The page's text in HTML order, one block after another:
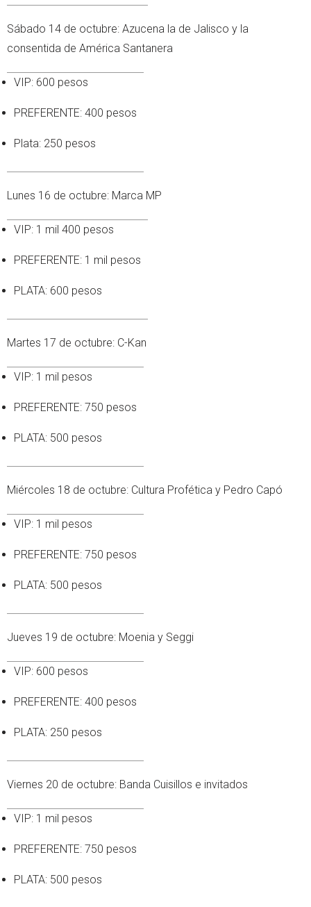
Sábado 14 de octubre: Azucena la de Jalisco y la
consentida de América Santanera
VIP: 600 pesos
PREFERENTE: 400 pesos
Plata: 250 pesos
Lunes 16 de octubre: Marca MP
VIP: 1 mil 400 pesos
PREFERENTE: 1 mil pesos
PLATA: 600 pesos
Martes 17 de octubre: C-Kan
VIP: 1 mil pesos
PREFERENTE: 750 pesos
PLATA: 500 pesos
Miércoles 18 de octubre: Cultura Profética y Pedro Capó
VIP: 1 mil pesos
PREFERENTE: 750 pesos
PLATA: 500 pesos
Jueves 19 de octubre: Moenia y Seggi
VIP: 600 pesos
PREFERENTE: 400 pesos
PLATA: 250 pesos
Viernes 20 de octubre: Banda Cuisillos e invitados
VIP: 1 mil pesos
PREFERENTE: 750 pesos
PLATA: 500 pesos